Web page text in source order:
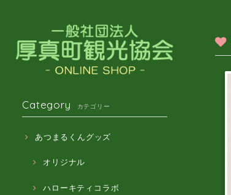
Category カテゴリー
あつまるくんグッズ
オリジナル
ハローキティコラボ